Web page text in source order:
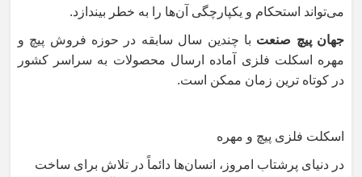
می‌تواند استحکام و یکپارچگی آن‌ها را به خطر بیندازد.
جهان پیچ صنعت با چندین سال سابقه در حوزه فروش پیچ و
مهره اسکلت فلزی آماده ارسال محصولات به سراسر کشور
در کوتاه ترین زمان ممکن است.
اسکلت فلزی پیچ و مهره
در دنیای پرشتاب امروز، انسان‌ها دائماً در تلاش برای ساخت